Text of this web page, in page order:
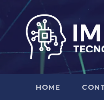
content
HOME